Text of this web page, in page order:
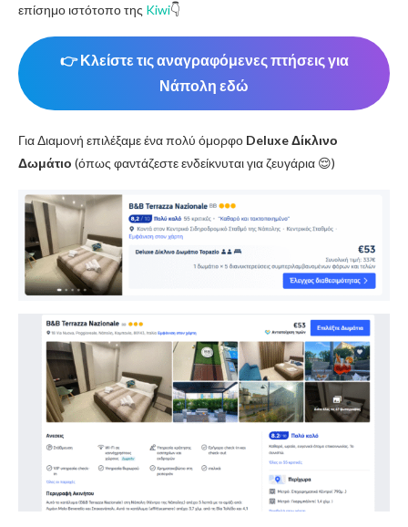
επίσημο ιστότοπο της Kiwi👇
👉 Κλείστε τις αναγραφόμενες πτήσεις για
Νάπολη εδώ
Για Διαμονή επιλέξαμε ένα πολύ όμορφο Deluxe Δίκλινο
Δωμάτιο (όπως φαντάζεστε ενδείκνυται για ζευγάρια 😌)